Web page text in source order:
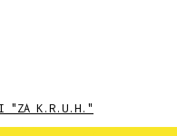
"ZA K.R.U.H."